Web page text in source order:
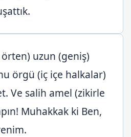
uzun (geniş)
örgü (iç içe halkalar)
Ve salih amel (zikirle
Muhakkak ki Ben,